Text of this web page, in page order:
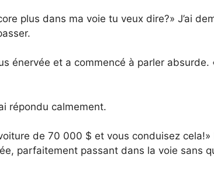
plus dans ma voie tu veux dire?» J’ai
énervée et a commencé à parler absurde.
répondu calmement.
de 70 000 $ et vous conduisez cela!»
parfaitement passant dans la voie sans